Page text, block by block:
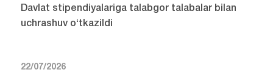
Davlat stipendiyalariga talabgor talabalar bilan
uchrashuv o‘tkazildi
22/07/2026